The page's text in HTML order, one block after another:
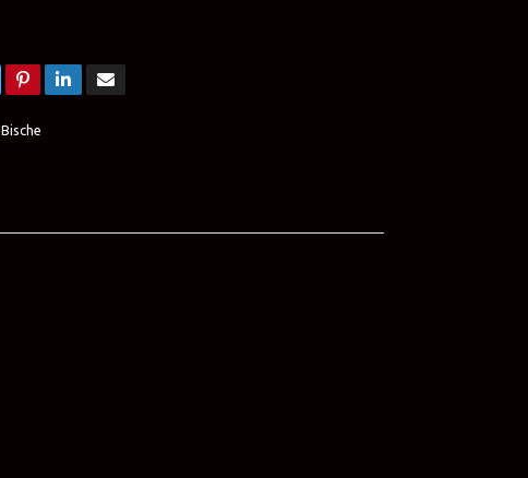
Bische